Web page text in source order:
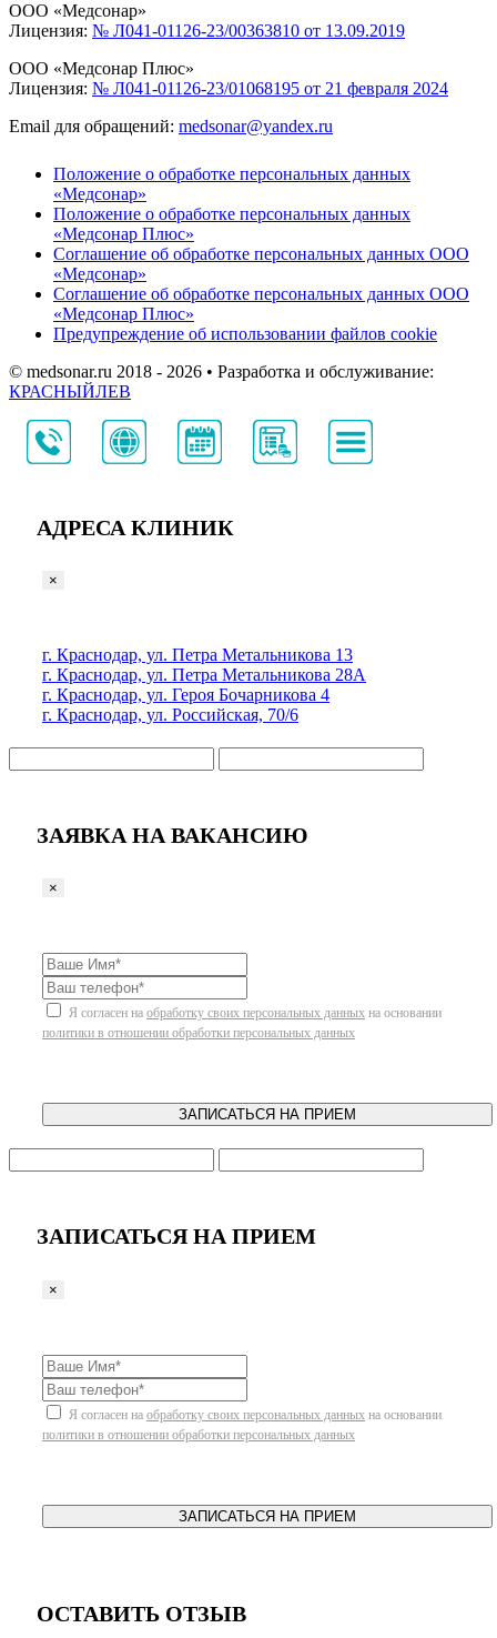
ООО «Медсонар»
Лицензия: № Л041-01126-23/00363810 от 13.09.2019
ООО «Медсонар Плюс»
Лицензия: № Л041-01126-23/01068195 от 21 февраля 2024
Email для обращений: medsonar@yandex.ru
Положение о обработке персональных данных
«Медсонар»
Положение о обработке персональных данных
«Медсонар Плюс»
Соглашение об обработке персональных данных ООО
«Медсонар»
Соглашение об обработке персональных данных ООО
«Медсонар Плюс»
Предупреждение об использовании файлов cookie
© medsonar.ru 2018 - 2026 • Разработка и обслуживание:
КРАСНЫЙЛЕВ
АДРЕСА КЛИНИК
×
г. Краснодар, ул. Петра Метальникова 13
г. Краснодар, ул. Петра Метальникова 28А
г. Краснодар, ул. Героя Бочарникова 4
г. Краснодар, ул. Российская, 70/6
ЗАЯВКА НА ВАКАНСИЮ
×
Я согласен на обработку своих персональных данных на основании
политики в отношении обработки персональных данных
ЗАПИСАТЬСЯ НА ПРИЕМ
ЗАПИСАТЬСЯ НА ПРИЕМ
×
Я согласен на обработку своих персональных данных на основании
политики в отношении обработки персональных данных
ЗАПИСАТЬСЯ НА ПРИЕМ
ОСТАВИТЬ ОТЗЫВ